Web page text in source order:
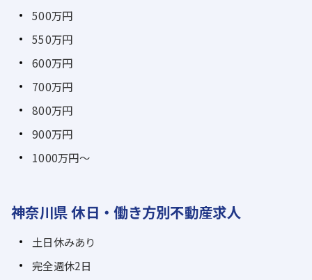
500万円
550万円
600万円
700万円
800万円
900万円
1000万円～
神奈川県 休日・働き方別不動産求人
土日休みあり
完全週休2日